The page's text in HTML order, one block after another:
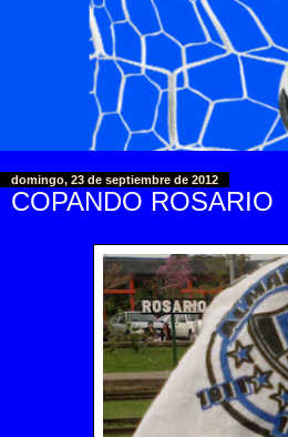
domingo, 23 de septiembre de 2012
COPANDO ROSARIO